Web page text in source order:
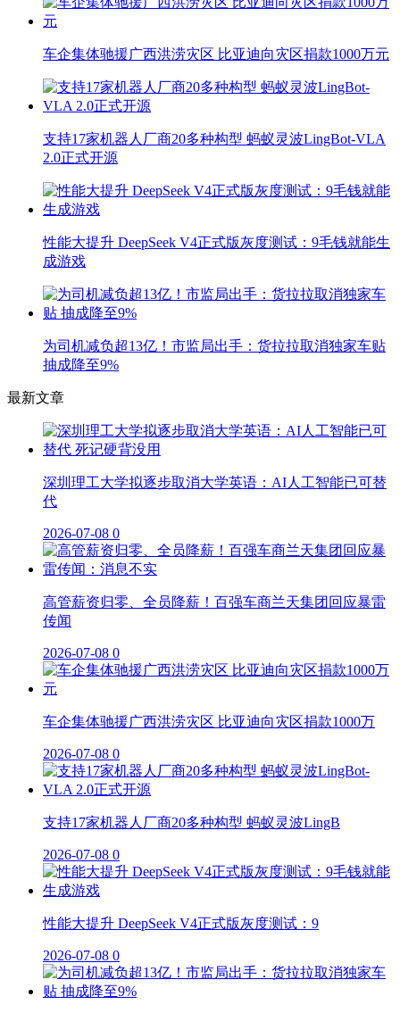
车企集体驰援广西洪涝灾区 比亚迪向灾区捐款1000万元
支持17家机器人厂商20多种构型 蚂蚁灵波LingBot-VLA
2.0正式开源
性能大提升 DeepSeek V4正式版灰度测试：9毛钱就能生
成游戏
为司机减负超13亿！市监局出手：货拉拉取消独家车贴
抽成降至9%
最新文章
深圳理工大学拟逐步取消大学英语：AI人工智能已可替
代
2026-07-08 0
高管薪资归零、全员降薪！百强车商兰天集团回应暴雷
传闻
2026-07-08 0
车企集体驰援广西洪涝灾区 比亚迪向灾区捐款1000万
2026-07-08 0
支持17家机器人厂商20多种构型 蚂蚁灵波LingB
2026-07-08 0
性能大提升 DeepSeek V4正式版灰度测试：9
2026-07-08 0